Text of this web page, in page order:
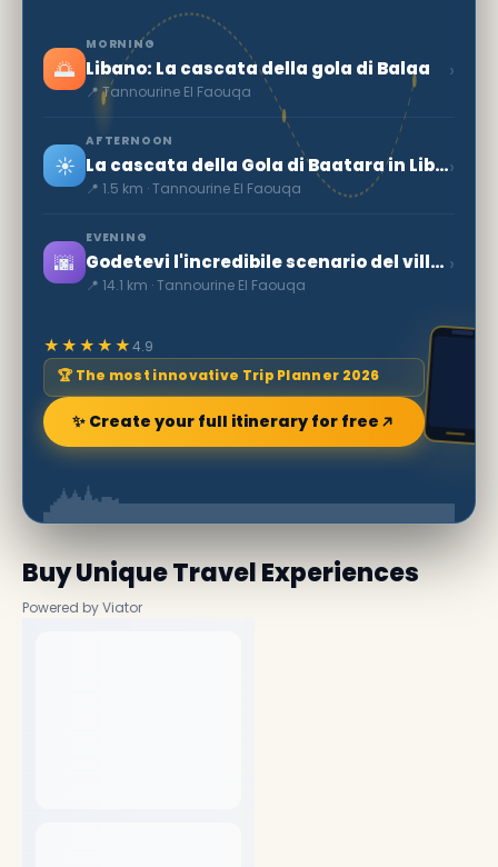
🌅
MORNING
Libano: La cascata della gola di Balaa
📍 Tannourine El Faouqa
›
☀️
AFTERNOON
La cascata della Gola di Baatara in Libano
📍 1.5 km · Tannourine El Faouqa
›
🌆
EVENING
Godetevi l'incredibile scenario del villaggio di Bsharri
📍 14.1 km · Tannourine El Faouqa
›
★★★★★4.9
🏆 The most innovative Trip Planner 2026
✨ Create your full itinerary for free
Buy Unique Travel Experiences
Powered by Viator